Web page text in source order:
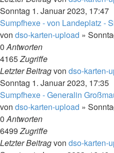
Sonntag 1. Januar 2023, 17:47
Sumpfhexe - von Landeplatz -
von dso-karten-upload »
0Antworten
4165Zugriffe
Letzter Beitragvon dso-karten-
Sonntag 1. Januar 2023, 17:35
Sumpfhexe - Generalin
von dso-karten-upload »
0Antworten
6499Zugriffe
Letzter Beitragvon dso-karten-